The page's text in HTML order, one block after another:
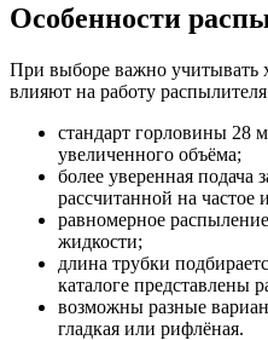
Особенности
При выборе важно учитывать
влияют на работу
стандарт горловины 28
увеличенного объёма;
более уверенная подача
рассчитанной на частое
равномерное
жидкости;
длина трубки
каталоге представлены
возможны разные
гладкая или рифлёная.